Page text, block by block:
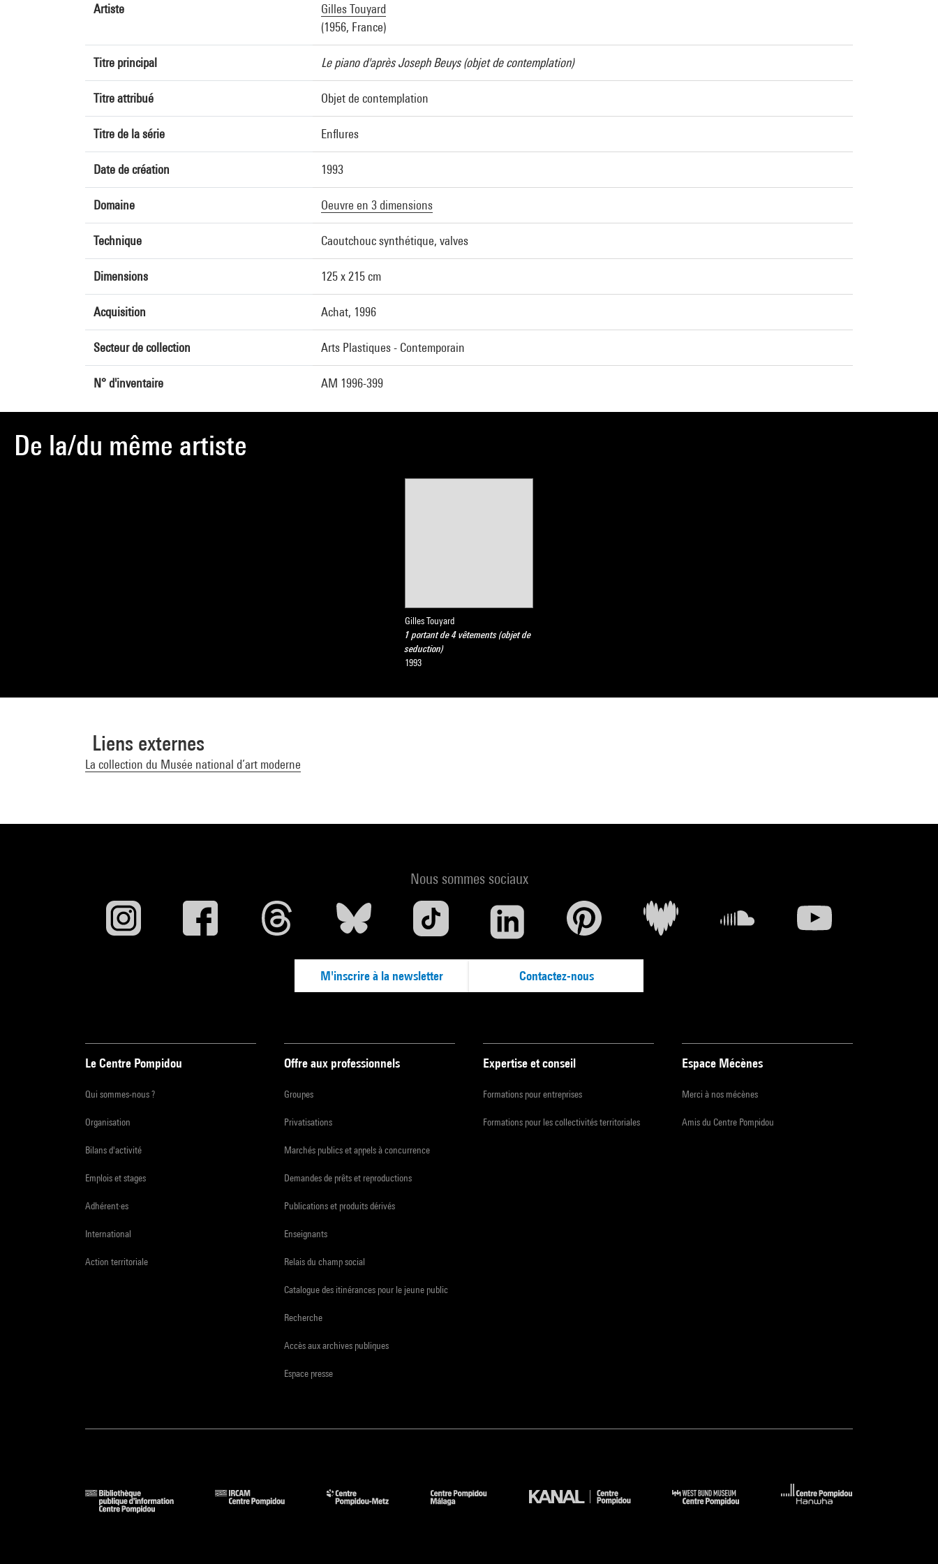
Artiste
Gilles Touyard
(1956, France)
Titre principal Le piano d'après Joseph Beuys (objet de contemplation)
Titre attribué Objet de contemplation
Titre de la série Enflures
Date de création 1993
Domaine Oeuvre en 3 dimensions
Technique Caoutchouc synthétique, valves
Dimensions 125 x 215 cm
Acquisition Achat, 1996
Secteur de collection Arts Plastiques - Contemporain
N° d'inventaire AM 1996-399
De la/du même artiste
Gilles Touyard
1 portant de 4 vêtements (objet de
seduction)
1993
Liens externes
La collection du Musée national d’art moderne
Nous sommes sociaux
M'inscrire à la newsletter Contactez-nous
Le Centre Pompidou
Qui sommes-nous ?
Organisation
Bilans d'activité
Emplois et stages
Adhérent·es
International
Action territoriale
Offre aux professionnels
Groupes
Privatisations
Marchés publics et appels à concurrence
Demandes de prêts et reproductions
Publications et produits dérivés
Enseignants
Relais du champ social
Catalogue des itinérances pour le jeune public
Recherche
Accès aux archives publiques
Espace presse
Expertise et conseil
Formations pour entreprises
Formations pour les collectivités territoriales
Espace Mécènes
Merci à nos mécènes
Amis du Centre Pompidou